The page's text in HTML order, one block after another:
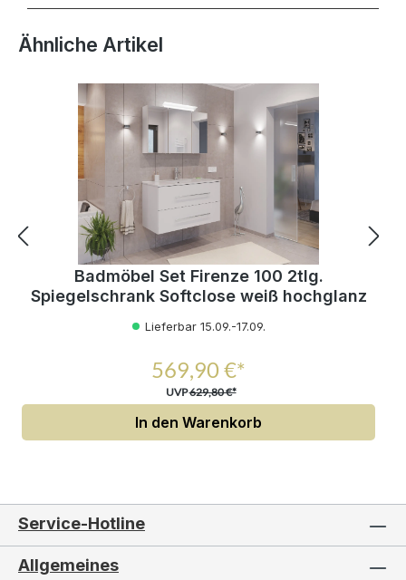
Produktgalerie überspringen
Ähnliche Artikel
Badmöbel Set Firenze 100 2tlg.
Spiegelschrank Softclose weiß hochglanz
Lieferbar 15.09.-17.09.
569,90 €*
UVP629,80 €*
In den Warenkorb
Service-Hotline
Allgemeines